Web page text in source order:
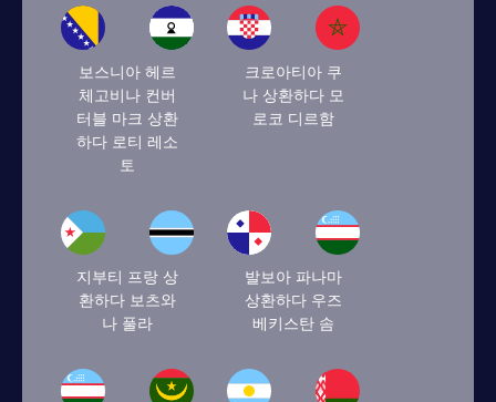
보스니아 헤르
체고비나 컨버
터블 마크 상환
하다 로티 레소
토
크로아티아 쿠
나 상환하다 모
로코 디르함
지부티 프랑 상
환하다 보츠와
나 풀라
발보아 파나마
상환하다 우즈
베키스탄 솜